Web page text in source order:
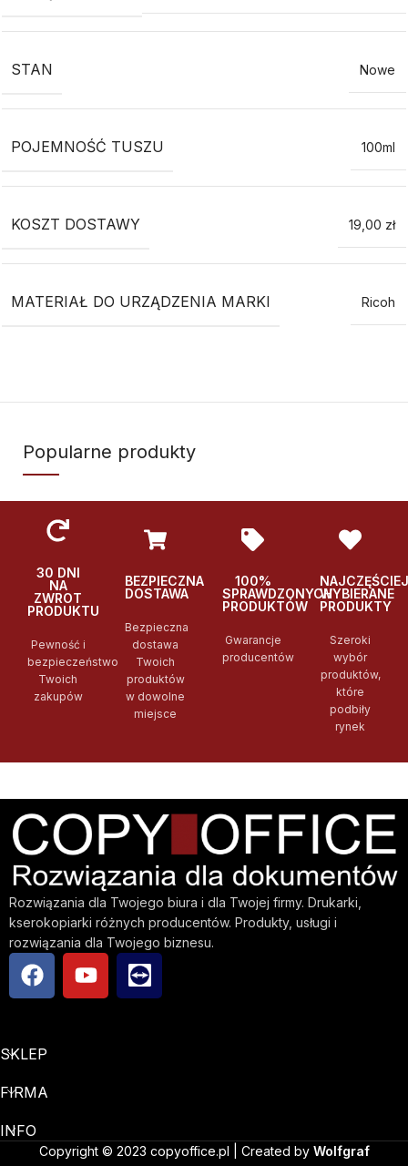
STAN Nowe
POJEMNOŚĆ TUSZU 100ml
KOSZT DOSTAWY 19,00 zł
MATERIAŁ DO URZĄDZENIA MARKI Ricoh
Popularne produkty
30 DNI
NA
ZWROT
PRODUKTU
Pewność i
bezpieczeństwo
Twoich
zakupów
BEZPIECZNA
DOSTAWA
Bezpieczna
dostawa
Twoich
produktów
w dowolne
miejsce
100%
SPRAWDZONYCH
PRODUKTÓW
Gwarancje
producentów
NAJCZĘŚCIEJ
WYBIERANE
PRODUKTY
Szeroki
wybór
produktów,
które
podbiły
rynek
Rozwiązania dla Twojego biura i dla Twojej firmy. Drukarki,
kserokopiarki różnych producentów. Produkty, usługi i
rozwiązania dla Twojego biznesu.
SKLEP
FIRMA
INFO
Copyright © 2023 copyoffice.pl | Created by Wolfgraf